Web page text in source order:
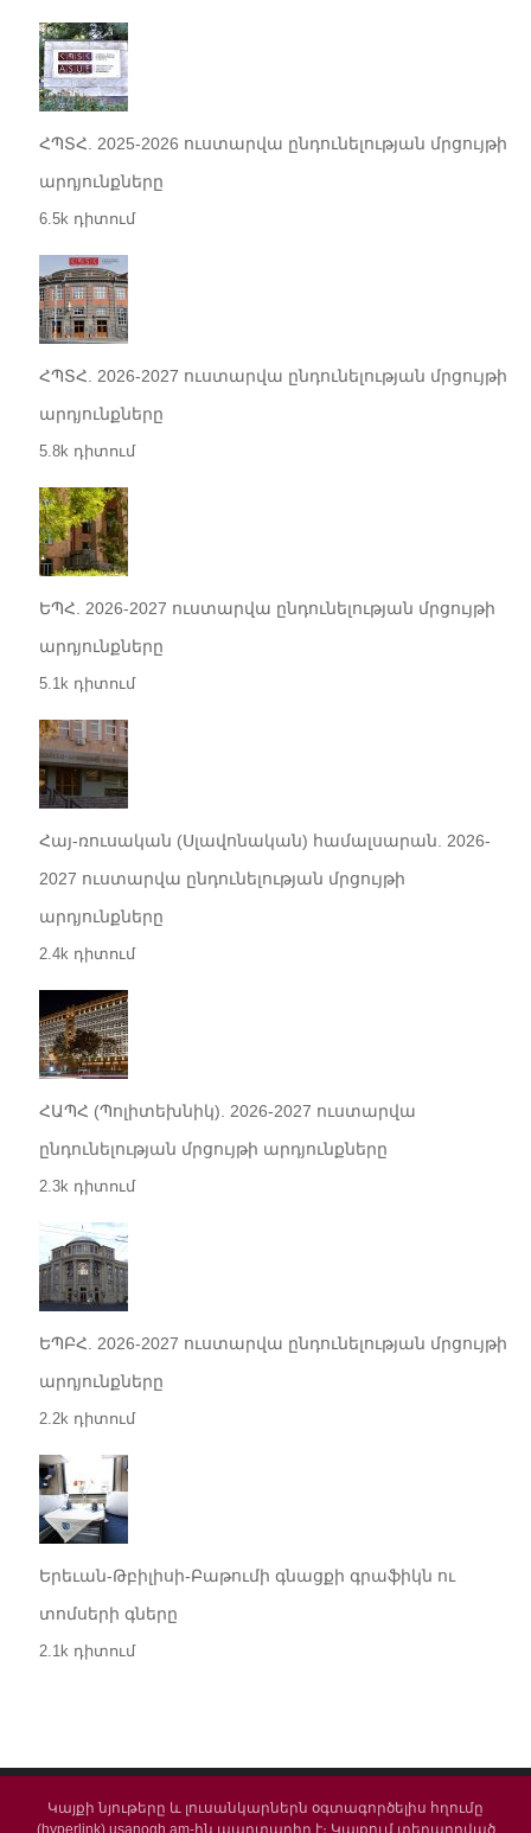
ՀՊՏՀ. 2025-2026 ուստարվա ընդունելության մրցույթի
արդյունքները
6.5k դիտում
ՀՊՏՀ. 2026-2027 ուստարվա ընդունելության մրցույթի
արդյունքները
5.8k դիտում
ԵՊՀ. 2026-2027 ուստարվա ընդունելության մրցույթի
արդյունքները
5.1k դիտում
Հայ-ռուսական (Սլավոնական) համալսարան. 2026-
2027 ուստարվա ընդունելության մրցույթի
արդյունքները
2.4k դիտում
ՀԱՊՀ (Պոլիտեխնիկ). 2026-2027 ուստարվա
ընդունելության մրցույթի արդյունքները
2.3k դիտում
ԵՊԲՀ. 2026-2027 ուստարվա ընդունելության մրցույթի
արդյունքները
2.2k դիտում
Երեւան-Թբիլիսի-Բաթումի գնացքի գրաֆիկն ու
տոմսերի գները
2.1k դիտում
Կայքի նյութերը և լուսանկարներն օգտագործելիս հղումը
(hyperlink) usanogh.am-ին պարտադիր է։ Կայքում տեղադրված